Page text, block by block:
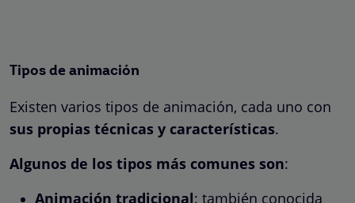
Tipos de animación
Existen varios tipos de animación, cada uno con
sus propias técnicas y características.
Algunos de los tipos más comunes son:
Animación tradicional: también conocida